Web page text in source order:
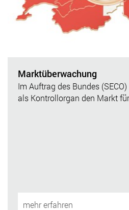
Marktüberwachung
Im Auftrag des Bundes
als Kontrollorgan den Markt
mehr erfahren